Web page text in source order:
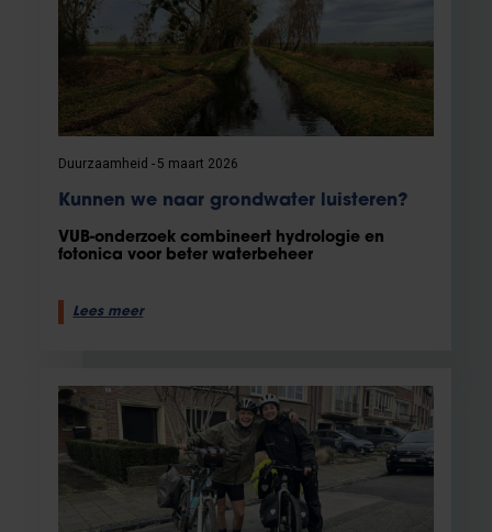
Duurzaamheid 5 maart 2026
Kunnen we naar grondwater luisteren?
VUB-onderzoek combineert hydrologie en
fotonica voor beter waterbeheer
Lees meer